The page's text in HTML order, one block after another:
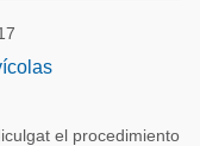
el procedimiento